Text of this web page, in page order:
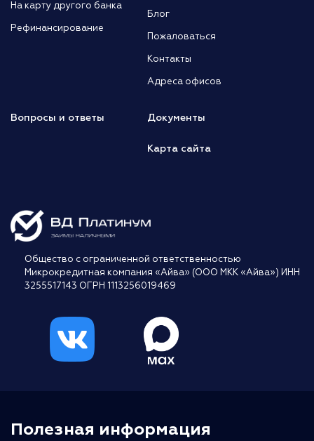
На карту другого банка
Рефинансирование
Блог
Пожаловаться
Контакты
Адреса офисов
Вопросы и ответы Документы
Карта сайта
Общество с ограниченной ответственностью
Микрокредитная компания «Айва» (ООО МКК «Айва») ИНН
3255517143 ОГРН 1113256019469
Полезная информация